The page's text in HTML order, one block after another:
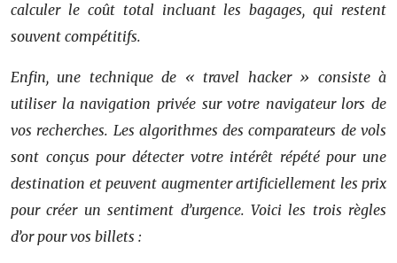
calculer le coût total incluant les bagages, qui restent
souvent compétitifs.
Enfin, une technique de « travel hacker » consiste à
utiliser la navigation privée sur votre navigateur lors de
vos recherches. Les algorithmes des comparateurs de vols
sont conçus pour détecter votre intérêt répété pour une
destination et peuvent augmenter artificiellement les prix
pour créer un sentiment d’urgence. Voici les trois règles
d’or pour vos billets :